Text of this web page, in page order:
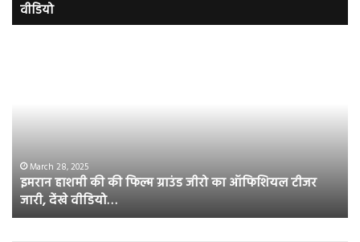
वीडियो
का
ऑफिशियल
टीजर
जारी,
March 28, 2025
इमरान हाशमी की की फिल्म ग्राउंड जीरो का ऑफिशियल टीजर
जारी, देंखे वीडियो…